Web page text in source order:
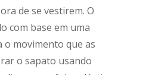
de se vestirem. O
com base em uma
movimento que as
o sapato usando